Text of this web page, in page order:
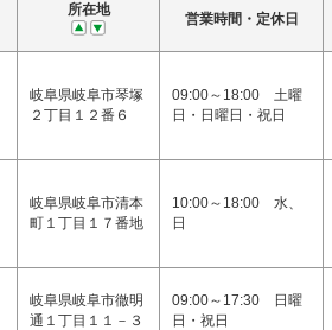
所在地
営業時間・定休日
岐阜県岐阜市琴塚
２丁目１２番６
09:00～18:00 土曜
日・日曜日・祝日
岐阜県岐阜市清本
町１丁目１７番地
10:00～18:00 水、
日
岐阜県岐阜市徹明
通１丁目１１－３
09:00～17:30 日曜
日・祝日